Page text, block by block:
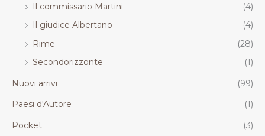
Il commissario Martini
(4)
Il giudice Albertano
(4)
Rime
(28)
Secondorizzonte
(1)
Nuovi arrivi
(99)
Paesi d'Autore
(1)
Pocket
(3)